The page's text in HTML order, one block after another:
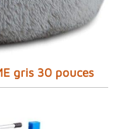
gris 30 pouces